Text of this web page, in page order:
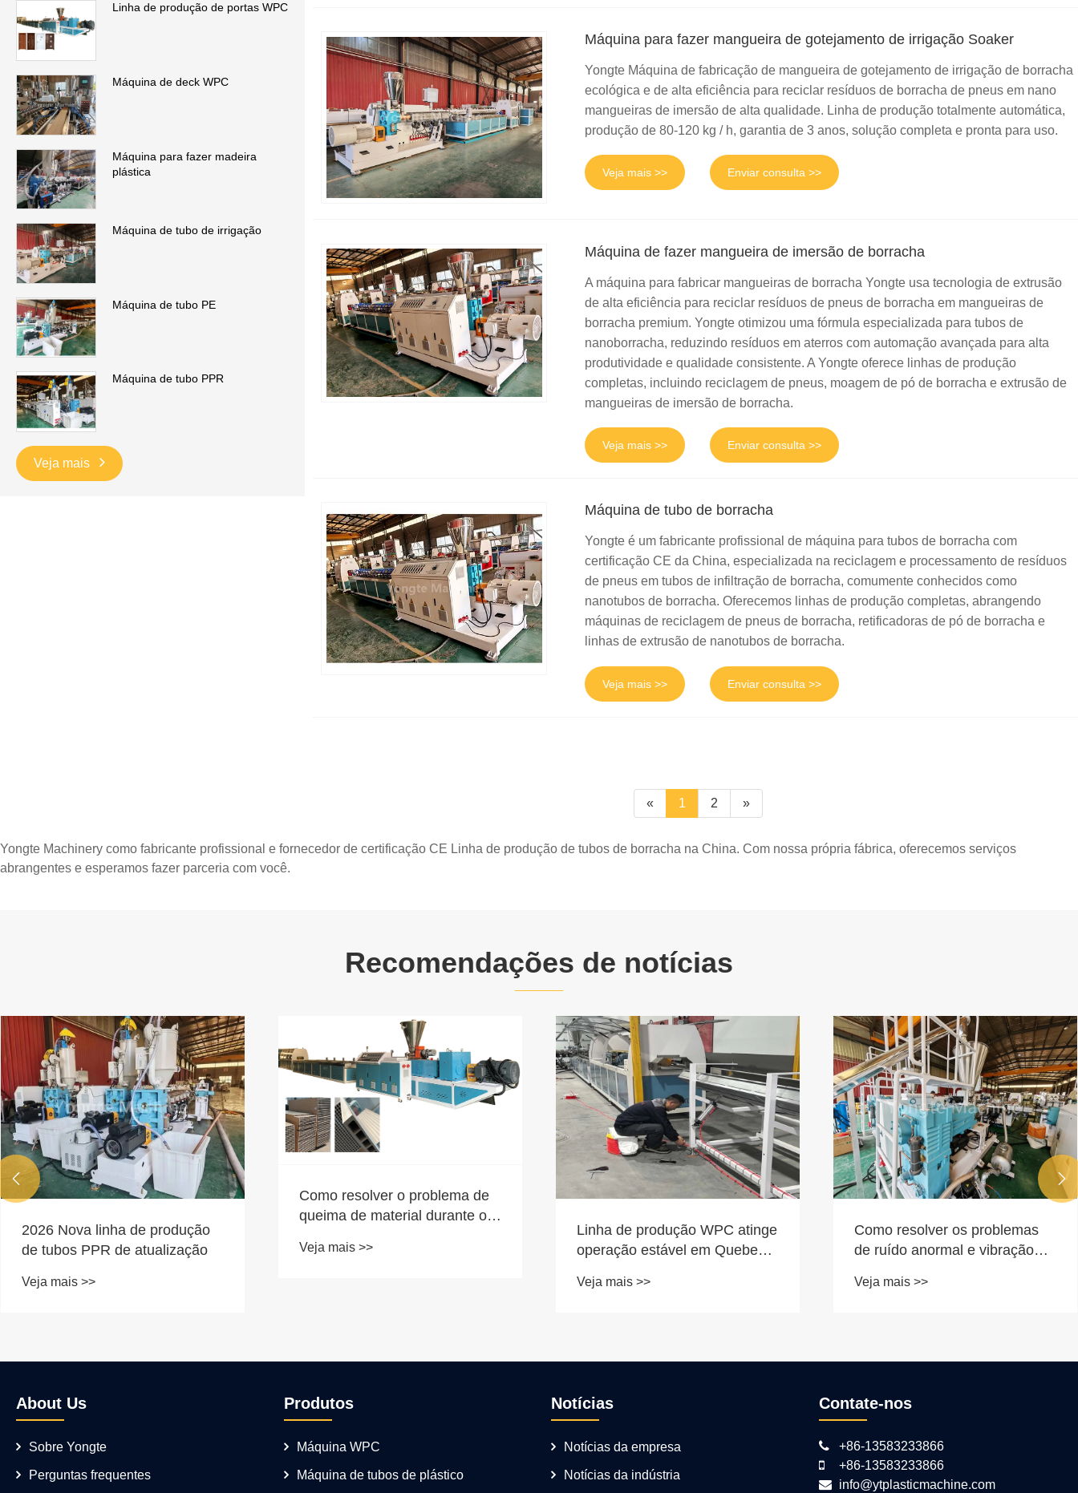
Linha de produção de portas WPC
Máquina de deck WPC
Máquina para fazer madeira
plástica
Máquina de tubo de irrigação
Máquina de tubo PE
Máquina de tubo PPR
Veja mais
Máquina para fazer mangueira de gotejamento de irrigação Soaker
Yongte Máquina de fabricação de mangueira de gotejamento de irrigação de borracha
ecológica e de alta eficiência para reciclar resíduos de borracha de pneus em nano
mangueiras de imersão de alta qualidade. Linha de produção totalmente automática,
produção de 80-120 kg / h, garantia de 3 anos, solução completa e pronta para uso.
Veja mais >> Enviar consulta >>
Máquina de fazer mangueira de imersão de borracha
A máquina para fabricar mangueiras de borracha Yongte usa tecnologia de extrusão
de alta eficiência para reciclar resíduos de pneus de borracha em mangueiras de
borracha premium. Yongte otimizou uma fórmula especializada para tubos de
nanoborracha, reduzindo resíduos em aterros com automação avançada para alta
produtividade e qualidade consistente. A Yongte oferece linhas de produção
completas, incluindo reciclagem de pneus, moagem de pó de borracha e extrusão de
mangueiras de imersão de borracha.
Veja mais >> Enviar consulta >>
Máquina de tubo de borracha
Yongte é um fabricante profissional de máquina para tubos de borracha com
certificação CE da China, especializada na reciclagem e processamento de resíduos
de pneus em tubos de infiltração de borracha, comumente conhecidos como
nanotubos de borracha. Oferecemos linhas de produção completas, abrangendo
máquinas de reciclagem de pneus de borracha, retificadoras de pó de borracha e
linhas de extrusão de nanotubos de borracha.
Veja mais >> Enviar consulta >>
« 1 2 »
Yongte Machinery como fabricante profissional e fornecedor de certificação CE Linha de produção de tubos de borracha na China. Com nossa própria fábrica, oferecemos serviços
abrangentes e esperamos fazer parceria com você.
Recomendações de notícias
2026 Nova linha de produção
de tubos PPR de atualização
Veja mais >>
Como resolver o problema de
queima de material durante o
WPC?
Veja mais >>
Linha de produção WPC atinge
operação estável em Quebec,
Veja mais >>
Como resolver os problemas
de ruído anormal e vibração
Veja mais >>
 
About Us
Sobre Yongte
Perguntas frequentes
Produtos
Máquina WPC
Máquina de tubos de plástico
Notícias
Notícias da empresa
Notícias da indústria
Contate-nos
+86-13583233866
+86-13583233866
info@ytplasticmachine.com